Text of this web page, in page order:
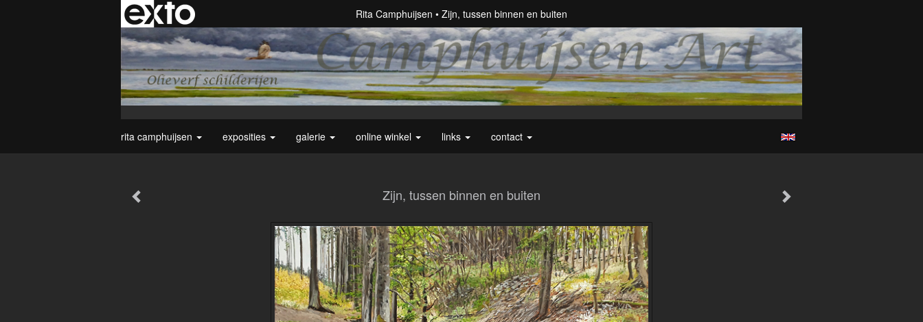
Rita Camphuijsen Zijn, tussen binnen en buiten
rita camphuijsen exposities galerie online winkel links contact
Zijn, tussen binnen en buiten